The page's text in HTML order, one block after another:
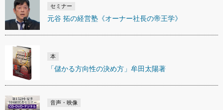
セミナー
元谷 拓の経営塾《オーナー社長の帝王学》
本
「儲かる方向性の決め方」牟田太陽著
音声・映像